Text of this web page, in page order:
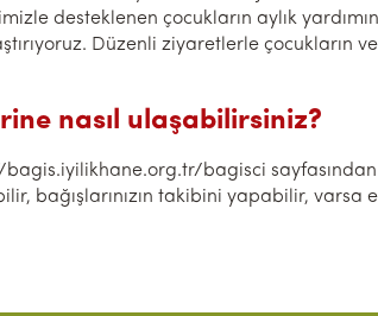
desteklenen çocukların aylık
Düzenli ziyaretlerle çocukların
nasıl ulaşabilirsiniz?
bagis.iyilikhane.org.tr/bagisci
bağışlarınızın takibini yapabilir, varsa